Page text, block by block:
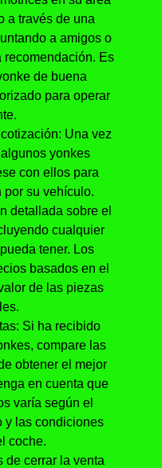
a través de una
a amigos o
Es
de buena
para operar
Una vez
yonkes
con ellos para
por su vehículo.
detallada sobre el
cualquier
tener. Los
basados en el
de las piezas
Si ha recibido
compare las
obtener el mejor
en cuenta que
varía según el
y las condiciones
coche.
de cerrar la venta